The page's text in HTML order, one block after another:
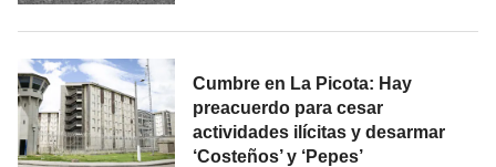
Cumbre en La Picota: Hay
preacuerdo para cesar
actividades ilícitas y desarmar
‘Costeños’ y ‘Pepes’